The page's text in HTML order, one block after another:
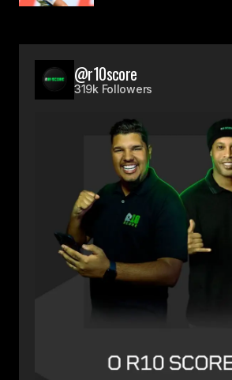
@r10score
319k Followers